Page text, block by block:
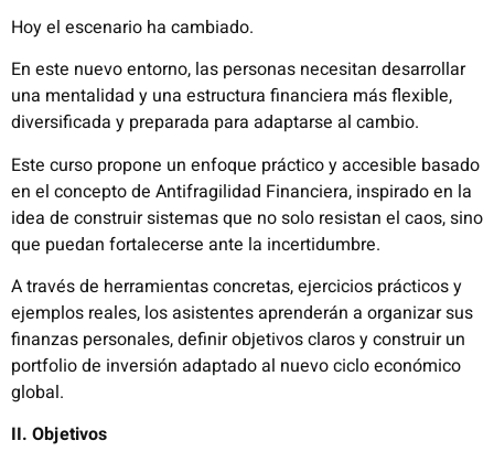
Hoy el escenario ha cambiado.
En este nuevo entorno, las personas necesitan desarrollar
una mentalidad y una estructura financiera más flexible,
diversificada y preparada para adaptarse al cambio.
Este curso propone un enfoque práctico y accesible basado
en el concepto de Antifragilidad Financiera, inspirado en la
idea de construir sistemas que no solo resistan el caos, sino
que puedan fortalecerse ante la incertidumbre.
A través de herramientas concretas, ejercicios prácticos y
ejemplos reales, los asistentes aprenderán a organizar sus
finanzas personales, definir objetivos claros y construir un
portfolio de inversión adaptado al nuevo ciclo económico
global.
II. Objetivos